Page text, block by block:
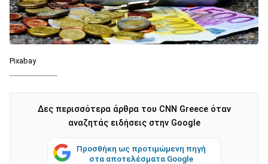
Pixabay
Δες περισσότερα άρθρα του CNN Greece όταν
αναζητάς ειδήσεις στην Google
Προσθήκη ως προτιμώμενη πηγή
στα αποτελέσματα Google